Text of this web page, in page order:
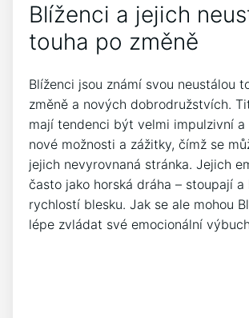
Blíženci a jejich
touha po změně
Blíženci jsou známí svou neustálou
změně a nových dobrodružstvích.
mají tendenci být velmi impulzivní a
nové možnosti a zážitky, čímž se
jejich nevyrovnaná stránka. Jejich
často jako horská dráha – stoupají a
rychlostí blesku. Jak se ale mohou
lépe zvládat své emocionální